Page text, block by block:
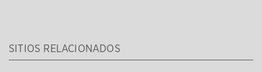
SITIOS RELACIONADOS